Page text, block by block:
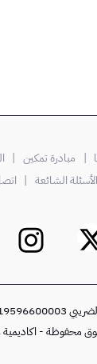
| مبادرة تمكين |
الشائعة |
محفوظة -